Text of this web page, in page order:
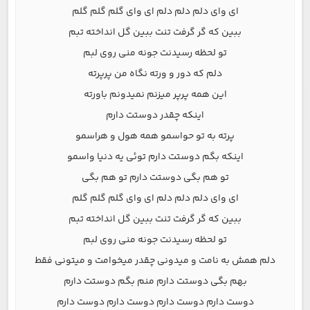
ای وای دلم دلم دلم ای وای گلم گلم گلم
ببین که گر گرفت تنت ببین گل انداخته تبم
تو لحظه رسیدنت جونه منی روی لبم
دلم که دور و ورته نگاه من پرپرته
این همه پرپر میزنم نمیدونم باورته
اینکه چقدر دوستت دارم
پرته به تو حواسمو همه هول و هراسمو
اینکه بگم دوستت دارم توئی یه دنیا واسمو
تو هم بگی دوستت دارم تو هم بگی
ای وای دلم دلم دلم ای وای گلم گلم گلم
ببین که گر گرفت تنت ببین گل انداخته تبم
تو لحظه رسیدنت جونه منی روی لبم
دلم همش به نامت و میدونی چقدر میخوامت و میتونی فقط
بهم بگی دوستت دارم منم بگم دوستت دارم
دوست دارم دوست دارم دوست دارم دوست دارم